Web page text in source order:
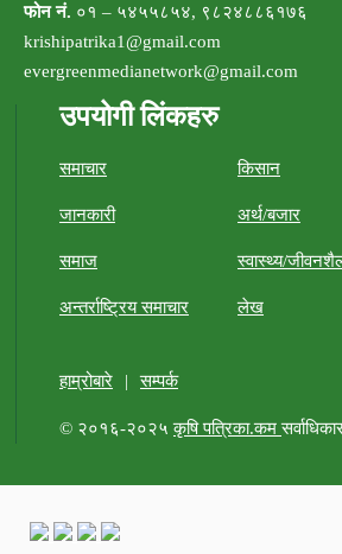
फोन नं. ०१ – ५४५५८५४, ९८२४८८६१७६
krishipatrika1@gmail.com
evergreenmedianetwork@gmail.com
उपयोगी लिंकहरु
समाचार किसान
जानकारी अर्थ/बजार
समाज स्वास्थ्य/
अन्तर्राष्ट्रिय समाचार लेख
हाम्रोबारे | सम्पर्क
© २०१६-२०२५कृषि पत्रिका.कम